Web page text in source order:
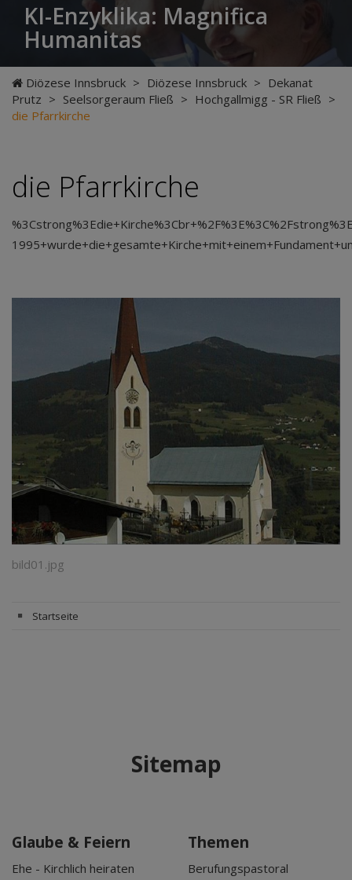
KI-Enzyklika: Magnifica
Humanitas
Diözese Innsbruck > Diözese Innsbruck > Dekanat
Prutz > Seelsorgeraum Fließ > Hochgallmigg - SR Fließ >
die Pfarrkirche
die Pfarrkirche
bild01.jpg
Startseite
Sitemap
Glaube & Feiern
Ehe - Kirchlich heiraten
Themen
Berufungspastoral